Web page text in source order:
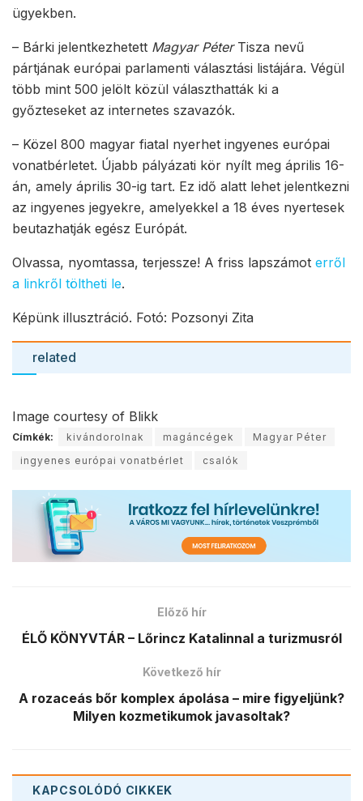
ügyekben.
– Bárki jelentkezhetett Magyar PéterTisza nevű
pártjának európai parlamenti választási listájára. Végül
több mint 500 jelölt közül választhatták ki a
győzteseket az internetes szavazók.
– Közel 800 magyar fiatal nyerhet ingyenes európai
vonatbérletet. Újabb pályázati kör nyílt meg április 16-
án, amely április 30-ig tart. Ez idő alatt lehet jelentkezni
az ingyenes jegyekre, amelyekkel a 18 éves nyertesek
beutazhatják egész Európát.
Olvassa, nyomtassa, terjessze! A friss lapszámot erről
a linkről töltheti le.
Képünk illusztráció. Fotó: Pozsonyi Zita
related
Image courtesy of Blikk
Címkék: kivándorolnak magáncégek
Magyar Péter
ingyenes európai vonatbérlet
csalók
Előző hír
ÉLŐ KÖNYVTÁR – Lőrincz Katalinnal a turizmusról
Következő hír
A rozaceás bőr komplex ápolása – mire figyeljünk?
Milyen kozmetikumok javasoltak?
KAPCSOLÓDÓ CIKKEK